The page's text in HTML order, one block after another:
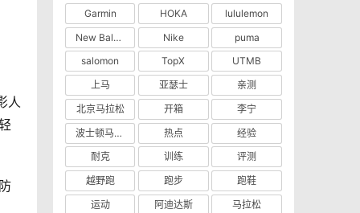
Garmin
HOKA
lululemon
New Balance
Nike
puma
salomon
TopX
UTMB
上马
亚瑟士
亲测
北京马拉松
开箱
李宁
波士顿马拉松
热点
经验
耐克
训练
评测
越野跑
跑步
跑鞋
运动
阿迪达斯 马拉松